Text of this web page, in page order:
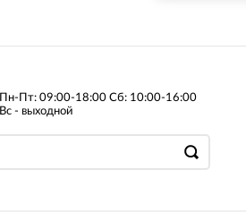
Пн-Пт: 09:00-18:00 Сб: 10:00-16:00
Вс - выходной